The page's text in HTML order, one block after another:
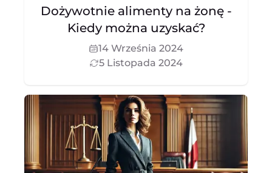
Dożywotnie alimenty na żonę -
Kiedy można uzyskać?
14 Września 2024
5 Listopada 2024